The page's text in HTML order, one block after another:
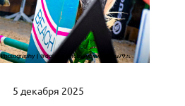
5 декабря 2025